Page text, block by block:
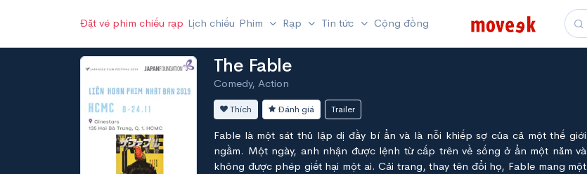
Đặt vé phim chiếu rạp Lịch chiếu Phim Rạp Tin tức Cộng đồng
The Fable
Comedy, Action
Thích Đánh giá Trailer
Fable là một sát thủ lập dị đầy bí ẩn và là nỗi khiếp sợ của cả một thế giới
ngầm. Một ngày, anh nhận được lệnh từ cấp trên về sống ở ẩn một năm và
không được phép giết hại một ai. Cải trang, thay tên đổi họ, Fable mang một